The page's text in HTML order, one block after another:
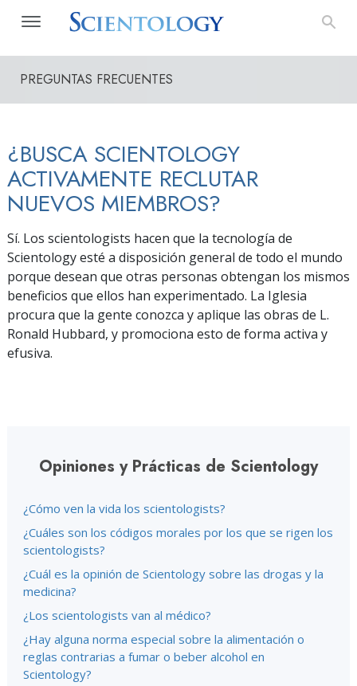
PREGUNTAS FRECUENTES
¿BUSCA SCIENTOLOGY
ACTIVAMENTE RECLUTAR
NUEVOS MIEMBROS?
Sí. Los scientologists hacen que la tecnología de
Scientology esté a disposición general de todo el mundo
porque desean que otras personas obtengan los mismos
beneficios que ellos han experimentado. La Iglesia
procura que la gente conozca y aplique las obras de L.
Ronald Hubbard, y promociona esto de forma activa y
efusiva.
Opiniones y Prácticas de Scientology
¿Cómo ven la vida los scientologists?
¿Cuáles son los códigos morales por los que se rigen los
scientologists?
¿Cuál es la opinión de Scientology sobre las drogas y la
medicina?
¿Los scientologists van al médico?
¿Hay alguna norma especial sobre la alimentación o
reglas contrarias a fumar o beber alcohol en
Scientology?